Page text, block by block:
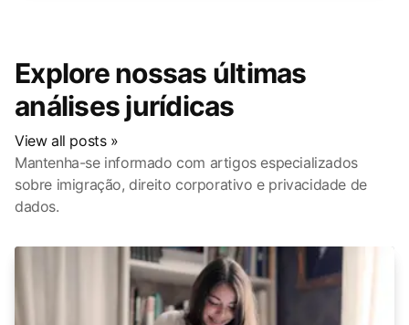
Explore nossas últimas
análises jurídicas
View all posts »
Mantenha-se informado com artigos especializados
sobre imigração, direito corporativo e privacidade de
dados.